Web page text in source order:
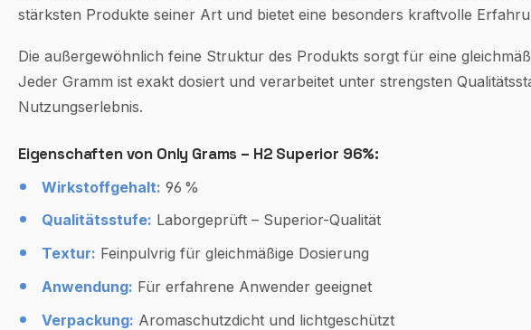
stärksten Produkte seiner Art und bietet eine besonders kraftvolle
Die außergewöhnlich feine Struktur des Produkts sorgt für eine
Jeder Gramm ist exakt dosiert und verarbeitet unter strengsten
Nutzungserlebnis.
Eigenschaften von Only Grams – H2 Superior 96%:
Wirkstoffgehalt: 96 %
Qualitätsstufe: Laborgeprüft – Superior-Qualität
Textur: Feinpulvrig für gleichmäßige Dosierung
Anwendung: Für erfahrene Anwender geeignet
Verpackung: Aromaschutzdicht und lichtgeschützt